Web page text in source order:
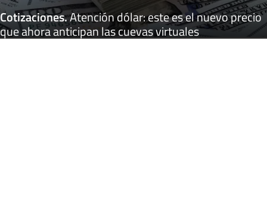
Cotizaciones.Atención dólar: este es el nuevo precio
que ahora anticipan las cuevas virtuales